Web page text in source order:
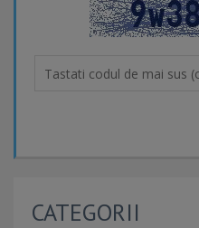
CATEGORII